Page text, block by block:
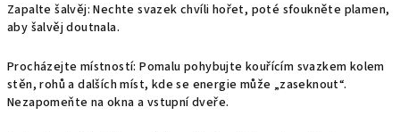
Zapalte šalvěj: Nechte svazek chvíli hořet, poté sfoukněte plamen,
aby šalvěj doutnala.
Procházejte místností: Pomalu pohybujte kouřícím svazkem kolem
stěn, rohů a dalších míst, kde se energie může „zaseknout“.
Nezapomeňte na okna a vstupní dveře.